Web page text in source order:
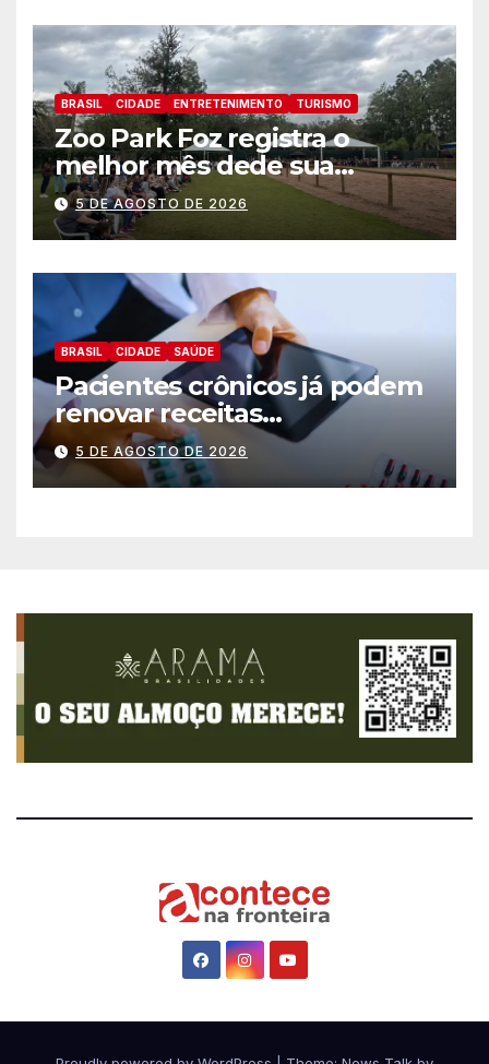
BRASIL CIDADE ENTRETENIMENTO TURISMO
Zoo Park Foz registra o
melhor mês dede sua
inauguração
5 DE AGOSTO DE 2026
BRASIL CIDADE SAÚDE
Pacientes crônicos já podem
renovar receitas
automaticamente pelo
aplicativo da Prefeitura
5 DE AGOSTO DE 2026